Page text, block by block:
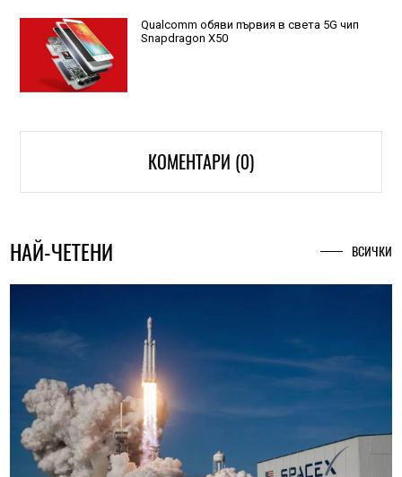
Qualcomm обяви първия в света 5G чип
Snapdragon X50
КОМЕНТАРИ (0)
НАЙ-ЧЕТЕНИ ВСИЧКИ